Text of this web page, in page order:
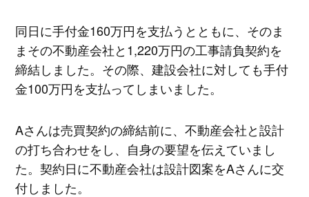
同日に手付金160万円を支払うとともに、そのま
まその不動産会社と1,220万円の工事請負契約を
締結しました。その際、建設会社に対しても手付
金100万円を支払ってしまいました。
Aさんは売買契約の締結前に、不動産会社と設計
の打ち合わせをし、自身の要望を伝えていまし
た。契約日に不動産会社は設計図案をAさんに交
付しました。